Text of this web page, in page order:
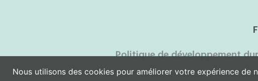
Politique de développement
Nous utilisons des cookies pour améliorer votre expérience